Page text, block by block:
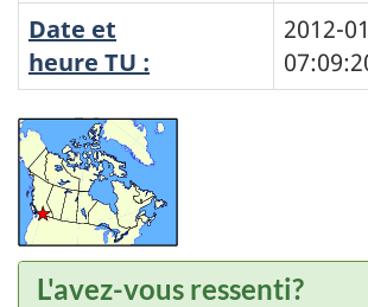
Date et
heure TU :
2012-
L'avez-vous ressenti?